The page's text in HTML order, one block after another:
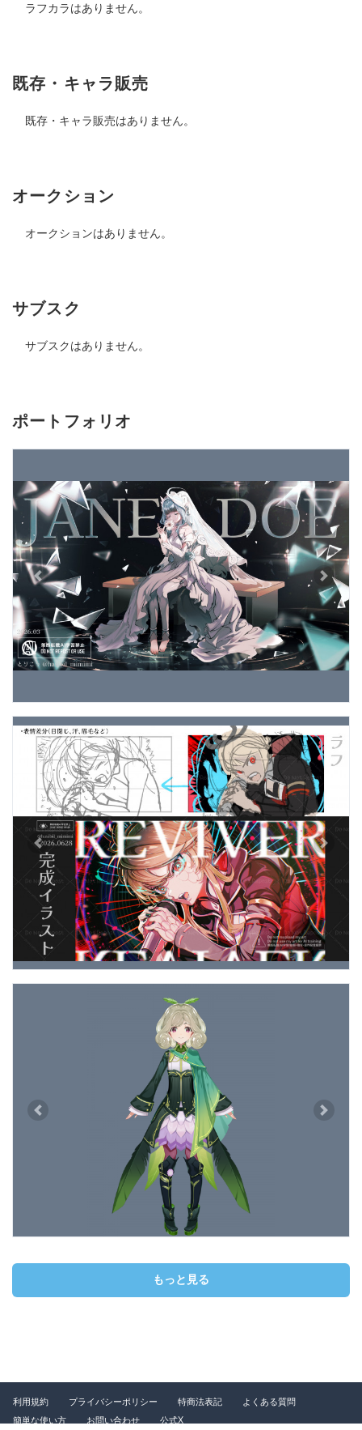
ラフカラはありません。
既存・キャラ販売
既存・キャラ販売はありません。
オークション
オークションはありません。
サブスク
サブスクはありません。
ポートフォリオ
Previous Next
Previous Next
Previous Next
もっと見る
利用規約 プライバシーポリシー 特商法表記
よくある質問
簡単な使い方
お問い合わせ 公式X